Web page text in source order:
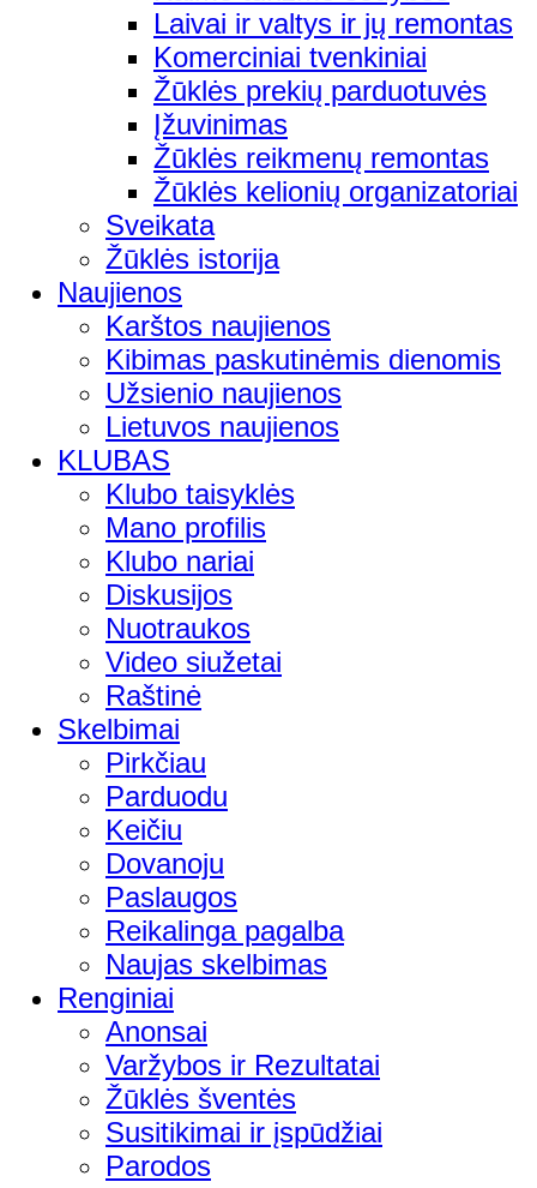
Laivai ir valtys ir jų remontas
Komerciniai tvenkiniai
Žūklės prekių parduotuvės
Įžuvinimas
Žūklės reikmenų remontas
Žūklės kelionių organizatoriai
Sveikata
Žūklės istorija
Naujienos
Karštos naujienos
Kibimas paskutinėmis dienomis
Užsienio naujienos
Lietuvos naujienos
KLUBAS
Klubo taisyklės
Mano profilis
Klubo nariai
Diskusijos
Nuotraukos
Video siužetai
Raštinė
Skelbimai
Pirkčiau
Parduodu
Keičiu
Dovanoju
Paslaugos
Reikalinga pagalba
Naujas skelbimas
Renginiai
Anonsai
Varžybos ir Rezultatai
Žūklės šventės
Susitikimai ir įspūdžiai
Parodos